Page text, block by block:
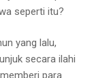
seperti itu?
yang lalu,
secara ilahi
para